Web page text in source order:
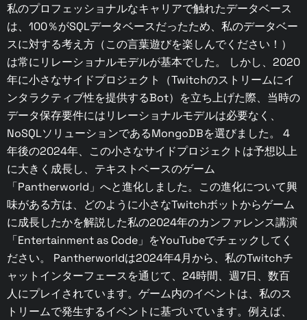
私のプロフェッショナルなキャリアで触れたデータベース
は、100％がSQLデータベースだったため、私のデータベー
スに対する考え方（この言葉遊びを楽しんでください！）
は常にリレーショナルモデルが基本でした。 しかし、2020
年に小さなサイドプロジェクト（Twitchのストリームにイ
ンタラクティブ性を提供するBot）を立ち上げた際、当時の
データ保存要件にはリレーショナルモデルは必要なく、
NoSQLソリューションであるMongoDBを選びました。 4
年後の2024年、この小さなサイドプロジェクトは予想以上
に大きく成長し、テキストベースのゲーム
「Pantherworld」へと進化しました。この進化について興
味がある方は、どのように小さなTwitchボットからゲーム
に成長したかを解説した私の2024年のカンファレンス講演
「Entertainment as Code」をYouTubeでチェックしてく
ださい。 Pantherworldは2024年4月から、私のTwitchチ
ャットインターフェースを通じて、24時間、週7日、数百
人にプレイされています。ゲーム内のイベントは、私のス
トリームで発生するイベントに基づいています。例えば、